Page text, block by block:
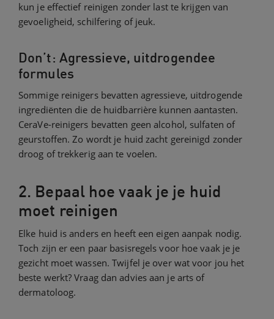
kun je effectief reinigen zonder last te krijgen van
gevoeligheid, schilfering of jeuk.
Don’t: Agressieve, uitdrogendee
formules
Sommige reinigers bevatten agressieve, uitdrogende
ingrediënten die de huidbarrière kunnen aantasten.
CeraVe-reinigers bevatten geen alcohol, sulfaten of
geurstoffen. Zo wordt je huid zacht gereinigd zonder
droog of trekkerig aan te voelen.
2. Bepaal hoe vaak je je huid
moet reinigen
Elke huid is anders en heeft een eigen aanpak nodig.
Toch zijn er een paar basisregels voor hoe vaak je je
gezicht moet wassen. Twijfel je over wat voor jou het
beste werkt? Vraag dan advies aan je arts of
dermatoloog.